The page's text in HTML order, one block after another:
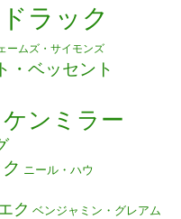
ラック
ームズ・サイモンズ
・ベッセント
ンミラー
ニール・ハウ
ク ベンジャミン・グレアム